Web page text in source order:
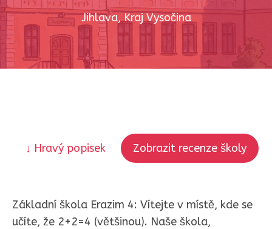
Jihlava,Kraj Vysočina
↓ Hravý popisek Zobrazit recenze školy
Základní škola Erazim 4: Vítejte v místě, kde se
učíte, že 2+2=4 (většinou). Naše škola,